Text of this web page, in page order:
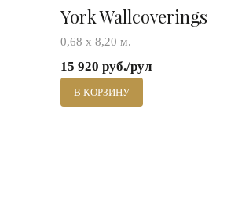
York Wallcoverings
0,68 х 8,20 м.
15 920 руб./рул
В КОРЗИНУ